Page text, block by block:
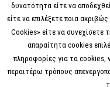
δυνατότητα είτε να
είτε να επιλέξετε ποια
Cookies» είτε να συνεχίσετε
απαραίτητα cookies
πληροφορίες για τα
περαιτέρω τρόπους